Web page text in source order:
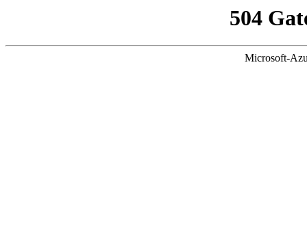
504
Microsoft-